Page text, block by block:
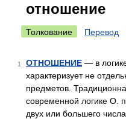
отношение
Толкование Перевод
1 ОТНОШЕНИЕ — в
характеризует не
предметов.
современной логике О.
двух или большего